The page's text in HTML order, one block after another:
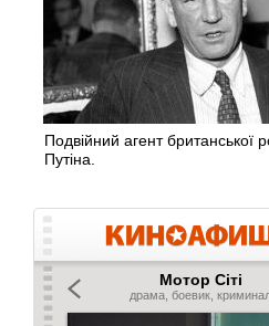
Подвійний агент британської
Путіна.